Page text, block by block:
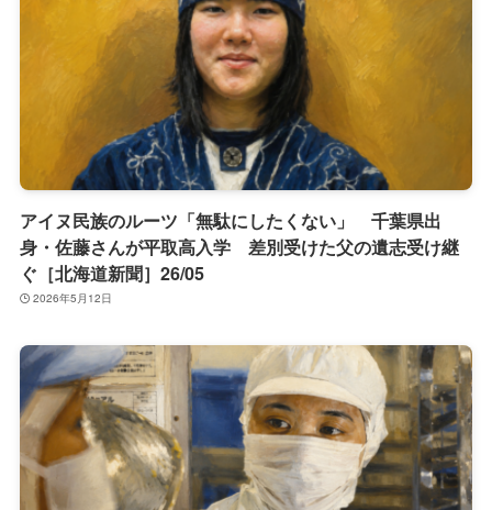
アイヌ民族のルーツ「無駄にしたくない」 千葉県出
身・佐藤さんが平取高入学 差別受けた父の遺志受け継
ぐ［北海道新聞］26/05
2026年5月12日